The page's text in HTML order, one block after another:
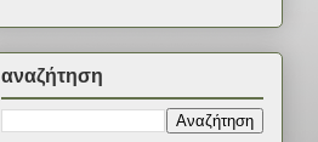
αναζήτηση